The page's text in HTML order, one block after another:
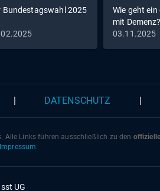
Bundestagswahl 2025
Wie geht
mit Demenz?
03.11.2025
DATENSCHUTZ
Alle Links führen ausschließlich zu den
Impressum.
UG